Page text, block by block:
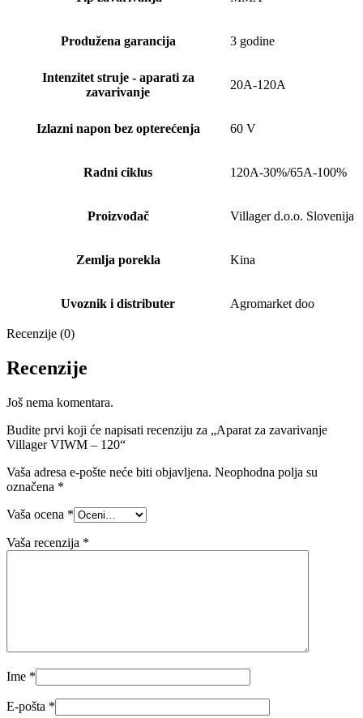
Produžena garancija 3 godine
Intenzitet struje - aparati za
zavarivanje
20A-120A
Izlazni napon bez opterećenja 60 V
Radni ciklus 120A-30%/65A-100%
Proizvođač Villager d.o.o. Slovenija
Zemlja porekla Kina
Uvoznik i distributer Agromarket doo
Recenzije (0)
Recenzije
Još nema komentara.
Budite prvi koji će napisati recenziju za „Aparat za zavarivanje
Villager VIWM – 120“
Vaša adresa e-pošte neće biti objavljena. Neophodna polja su
označena *
Vaša ocena *
Vaša recenzija *
Ime *
E-pošta *